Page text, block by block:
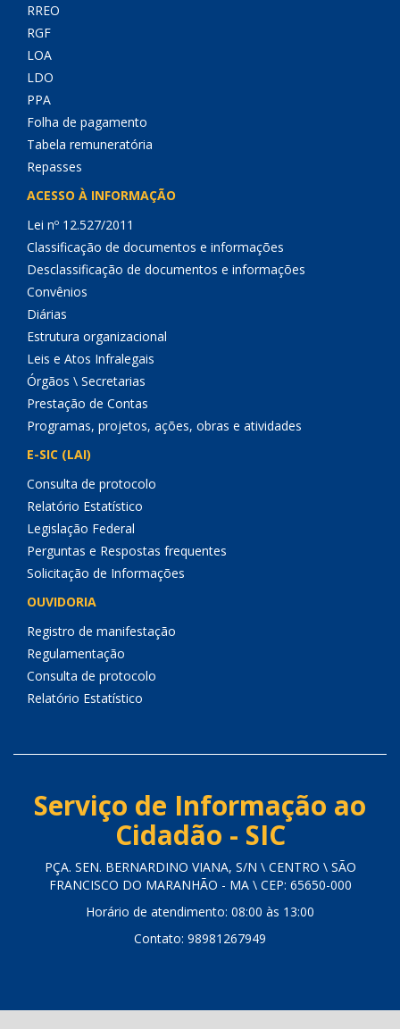
RREO
RGF
LOA
LDO
PPA
Folha de pagamento
Tabela remuneratória
Repasses
ACESSO À INFORMAÇÃO
Lei nº 12.527/2011
Classificação de documentos e informações
Desclassificação de documentos e informações
Convênios
Diárias
Estrutura organizacional
Leis e Atos Infralegais
Órgãos \ Secretarias
Prestação de Contas
Programas, projetos, ações, obras e atividades
E-SIC (LAI)
Consulta de protocolo
Relatório Estatístico
Legislação Federal
Perguntas e Respostas frequentes
Solicitação de Informações
OUVIDORIA
Registro de manifestação
Regulamentação
Consulta de protocolo
Relatório Estatístico
Serviço de Informação ao
Cidadão - SIC
PÇA. SEN. BERNARDINO VIANA, S/N \ CENTRO \ SÃO
FRANCISCO DO MARANHÃO - MA \ CEP: 65650-000
Horário de atendimento: 08:00 às 13:00
Contato: 98981267949